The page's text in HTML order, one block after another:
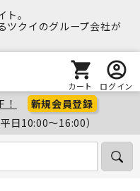
。
ツクイのグループ会社が
カート ログイン
新規会員登録
平日10:00～16:00）